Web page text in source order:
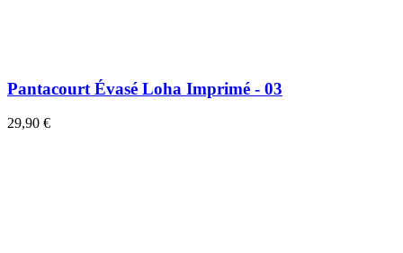
Pantacourt Évasé Loha Imprimé - 03
29,90 €